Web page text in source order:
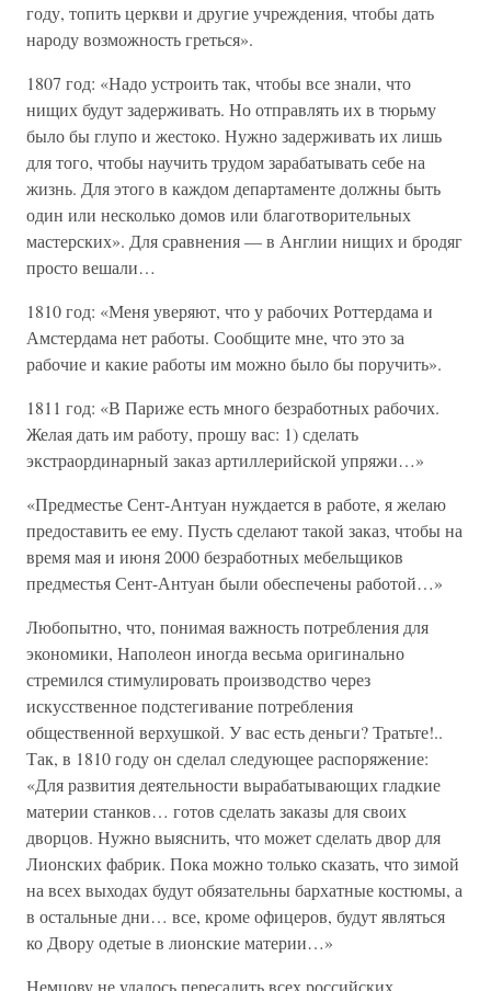
году, топить церкви и другие учреждения, чтобы дать
народу возможность греться».
1807 год: «Надо устроить так, чтобы все знали, что
нищих будут задерживать. Но отправлять их в тюрьму
было бы глупо и жестоко. Нужно задерживать их лишь
для того, чтобы научить трудом зарабатывать себе на
жизнь. Для этого в каждом департаменте должны быть
один или несколько домов или благотворительных
мастерских». Для сравнения — в Англии нищих и бродяг
просто вешали…
1810 год: «Меня уверяют, что у рабочих Роттердама и
Амстердама нет работы. Сообщите мне, что это за
рабочие и какие работы им можно было бы поручить».
1811 год: «В Париже есть много безработных рабочих.
Желая дать им работу, прошу вас: 1) сделать
экстраординарный заказ артиллерийской упряжи…»
«Предместье Сент-Антуан нуждается в работе, я желаю
предоставить ее ему. Пусть сделают такой заказ, чтобы на
время мая и июня 2000 безработных мебельщиков
предместья Сент-Антуан были обеспечены работой…»
Любопытно, что, понимая важность потребления для
экономики, Наполеон иногда весьма оригинально
стремился стимулировать производство через
искусственное подстегивание потребления
общественной верхушкой. У вас есть деньги? Тратьте!..
Так, в 1810 году он сделал следующее распоряжение:
«Для развития деятельности вырабатывающих гладкие
материи станков… готов сделать заказы для своих
дворцов. Нужно выяснить, что может сделать двор для
Лионских фабрик. Пока можно только сказать, что зимой
на всех выходах будут обязательны бархатные костюмы, а
в остальные дни… все, кроме офицеров, будут являться
ко Двору одетые в лионские материи…»
Немцову не удалось пересадить всех российских